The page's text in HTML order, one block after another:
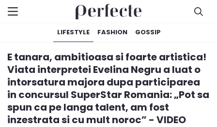
LIFESTYLE FASHION GOSSIP
E tanara, ambitioasa si foarte artistica!
Viata interpretei Evelina Negru a luat o
intorsatura majora dupa participarea
in concursul SuperStar Romania: „Pot sa
spun ca pe langa talent, am fost
inzestrata si cu mult noroc” - VIDEO